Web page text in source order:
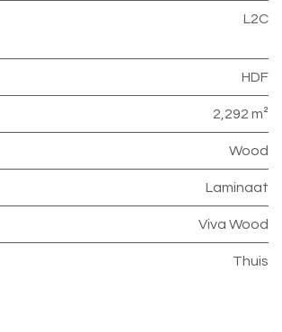
L2C
HDF
2,292 m²
Wood
Laminaat
Viva Wood
Thuis